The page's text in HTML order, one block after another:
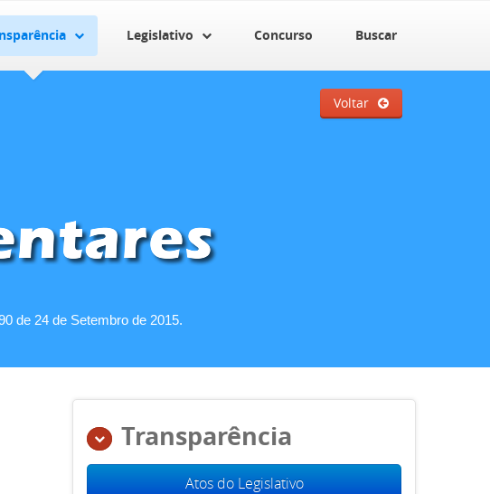
Legislativo Concurso Buscar
Voltar
de 24 de Setembro de 2015.
Transparência
Atos do Legislativo